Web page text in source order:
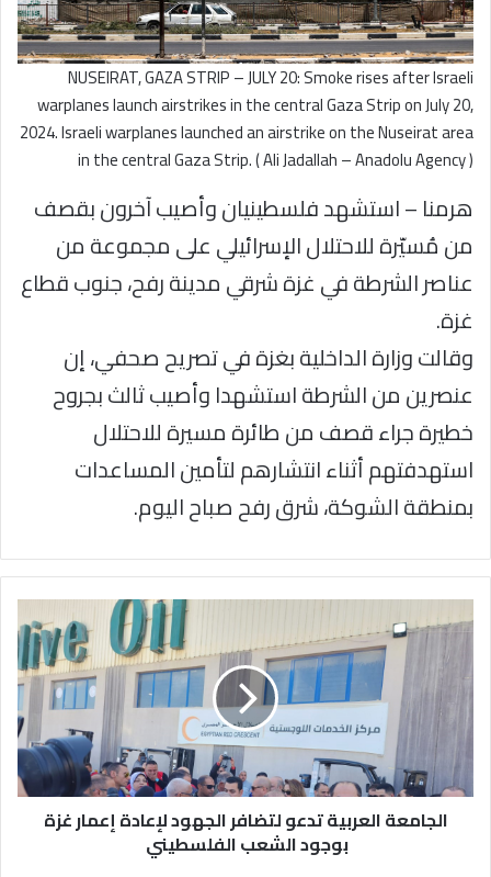
NUSEIRAT, GAZA STRIP – JULY 20: Smoke rises after Israeli
warplanes launch airstrikes in the central Gaza Strip on July 20,
2024. Israeli warplanes launched an airstrike on the Nuseirat area
in the central Gaza Strip. ( Ali Jadallah – Anadolu Agency )
هرمنا – استشهد فلسطينيان وأصيب آخرون بقصف
من مُسيّرة للاحتلال الإسرائيلي على مجموعة من
عناصر الشرطة في غزة شرقي مدينة رفح، جنوب قطاع
غزة.
وقالت وزارة الداخلية بغزة في تصريح صحفي، إن
عنصرين من الشرطة استشهدا وأصيب ثالث بجروح
خطيرة جراء قصف من طائرة مسيرة للاحتلال
استهدفتهم أثناء انتشارهم لتأمين المساعدات
بمنطقة الشوكة، شرق رفح صباح اليوم.
العربية
تدعو
لتضافر
الجهود
لإعادة
إعمار
غزة
بوجود
الشعبالجامعة العربية تدعو لتضافر الجهود لإعادة إعمار غزة
بوجود الشعب الفلسطيني